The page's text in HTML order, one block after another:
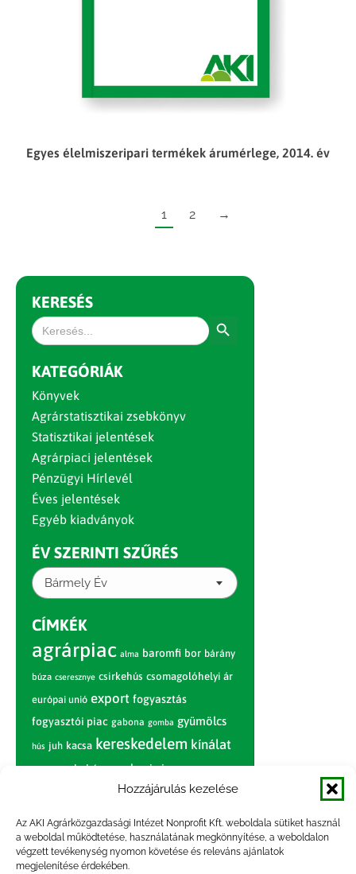
Hozzájárulás kezelése
Az AKI Agrárközgazdasági Intézet Nonprofit Kft. weboldala sütiket használ
a weboldal működtetése, használatának megkönnyítése, a weboldalon
végzett tevékenység nyomon követése és releváns ajánlatok
megjelenítése érdekében.
Egyes élelmiszeripari termékek árumérlege, 2014. év
1 2 →
KERESÉS
Search
for:
KATEGÓRIÁK
Könyvek
Agrárstatisztikai zsebkönyv
Statisztikai jelentések
Agrárpiaci jelentések
Pénzügyi Hírlevél
Éves jelentések
Egyéb kiadványok
ÉV SZERINTI SZŰRÉS
Bármely Év
CÍMKÉK
agrárpiac alma baromfi bor bárány
búza cseresznye csirkehús csomagolóhelyi ár
európai unió export fogyasztás
fogyasztói piac gabona gomba gyümölcs
hús juh kacsa kereskedelem kínálat
körte marhahús nagybani piac narancs
nemzetközi árinformációk
paradicsom piac piaci jelentés
pulyka pulykahús sertés sertéshús
szarvasmarha termelés termelői